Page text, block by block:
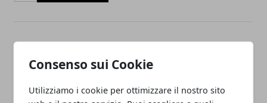
Consenso sui Cookie
Utilizziamo i cookie per ottimizzare il nostro sito
The Batman 2 quando
consigli da seguire